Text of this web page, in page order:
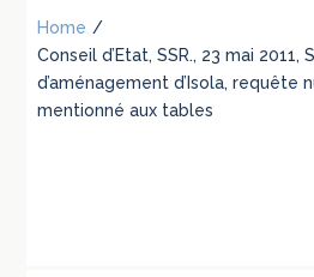
Home /
Conseil d’Etat, SSR., 23 mai 2011,
d’aménagement d’Isola, requête
mentionné aux tables